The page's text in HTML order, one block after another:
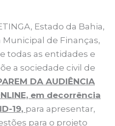
Estado da Bahia,
de Finanças,
todas as entidades e
a sociedade civil de
DA AUDIÊNCIA
em decorrência
19, para apresentar,
para o projeto